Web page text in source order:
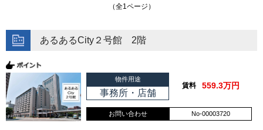
（全1ページ）
あるあるCity２号館 2階
物件用途
事務所・店舗
賃料 559.3万円
お問い合わせ No-00003720